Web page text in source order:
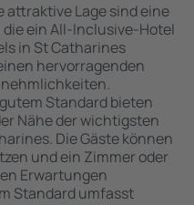
attraktive Lage sind eine
ein All-Inclusive-Hotel
in St Catharines
hervorragenden
Standard bieten
Nähe der wichtigsten
Die Gäste können
und ein Zimmer oder
Erwartungen
Standard umfasst